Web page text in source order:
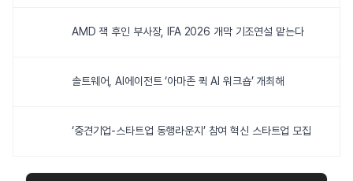
AMD 잭 후인 부사장, IFA 2026 개막 기조연설 맡는다
솔트웨어, AI에이전트 ‘아마존 퀵 AI 워크숍’ 개최해
‘중견기업-스타트업 동행라운지’ 참여 혁신 스타트업 모집